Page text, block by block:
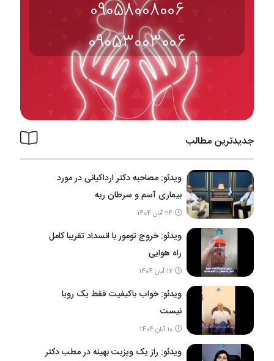
09058008006
09053003006
جدیدترین مطالب
ویدئو: مصاحبه دکتر ارداکیانی در مورد
بیماری آسم و سرطان ریه
24 آبان 1404
ویدئو: خروج تومور با انسداد تقریبا کامل
راه هوایی
12 آبان 1404
ویدئو: خواب باکیفیت فقط یک رویا
نیست
10 آبان 1404
ویدئو: راز یک ویزیت بهینه در مطب دکتر